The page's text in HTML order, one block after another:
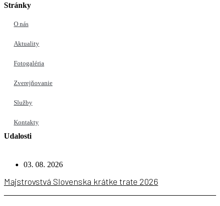
Stránky
O nás
Aktuality
Fotogaléria
Zverejňovanie
Služby
Kontakty
Udalosti
03. 08. 2026
Majstrovstvá Slovenska krátke trate 2026